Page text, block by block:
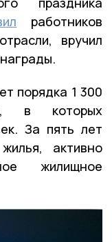
работников
вручил
порядка 1 300
в которых
За пять лет
активно
жилищное